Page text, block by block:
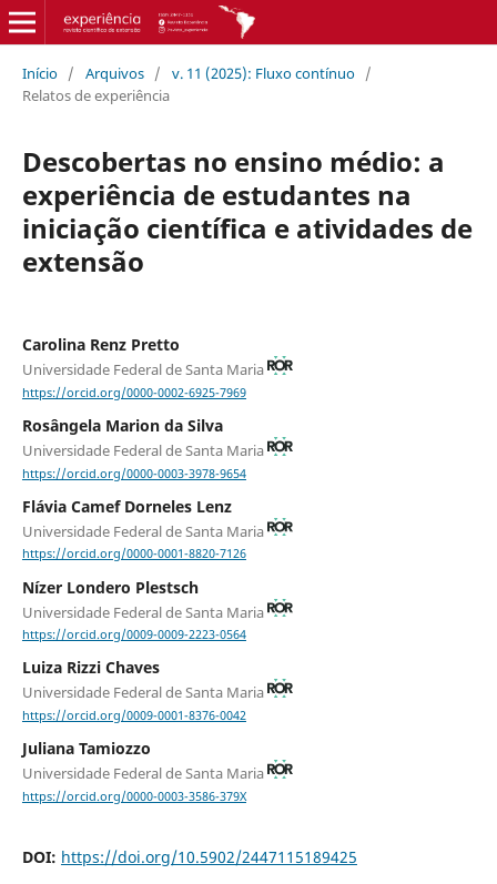
Início / Arquivos / v. 11 (2025): Fluxo contínuo /
Relatos de experiência
Descobertas no ensino médio: a
experiência de estudantes na
iniciação científica e atividades de
extensão
Carolina Renz Pretto
Universidade Federal de Santa Maria
https://orcid.org/0000-0002-6925-7969
Rosângela Marion da Silva
Universidade Federal de Santa Maria
https://orcid.org/0000-0003-3978-9654
Flávia Camef Dorneles Lenz
Universidade Federal de Santa Maria
https://orcid.org/0000-0001-8820-7126
Nízer Londero Plestsch
Universidade Federal de Santa Maria
https://orcid.org/0009-0009-2223-0564
Luiza Rizzi Chaves
Universidade Federal de Santa Maria
https://orcid.org/0009-0001-8376-0042
Juliana Tamiozzo
Universidade Federal de Santa Maria
https://orcid.org/0000-0003-3586-379X
DOI: https://doi.org/10.5902/2447115189425